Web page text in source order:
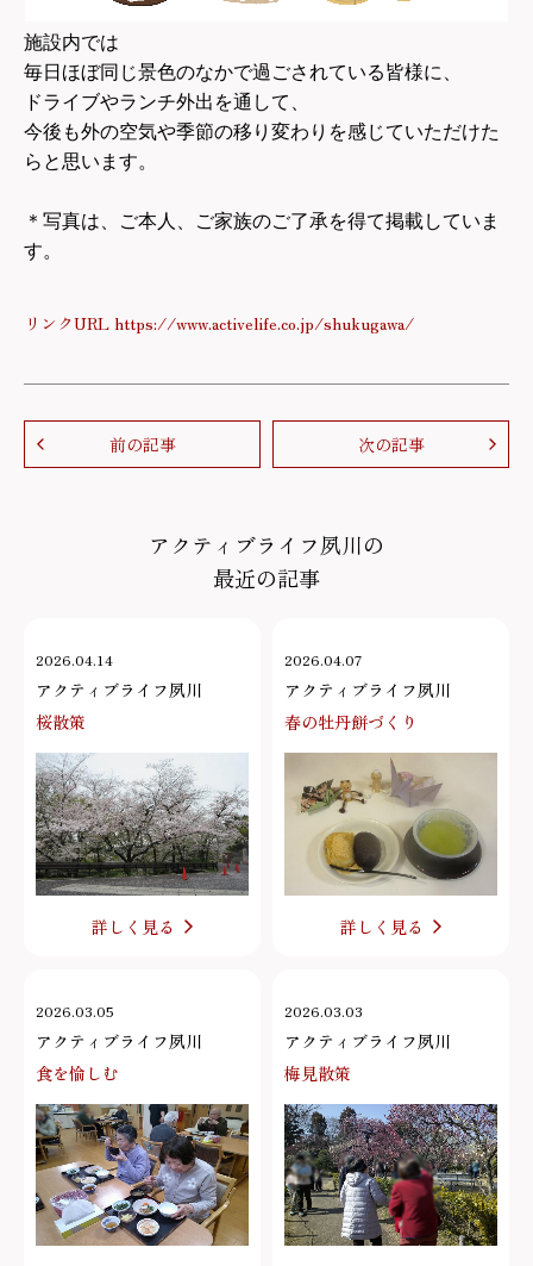
施設内では
毎日ほぼ同じ景色のなかで過ごされている皆様に、
ドライブやランチ外出を通して、
今後も外の空気や季節の移り変わりを感じていただけた
らと思います。
＊写真は、ご本人、ご家族のご了承を得て掲載していま
す。
リンクURL https://www.activelife.co.jp/shukugawa/
前の記事 次の記事
アクティブライフ夙川の
最近の記事
2026.04.14
アクティブライフ夙川
桜散策
詳しく見る
2026.04.07
アクティブライフ夙川
春の牡丹餅づくり
詳しく見る
2026.03.05
アクティブライフ夙川
食を愉しむ
2026.03.03
アクティブライフ夙川
梅見散策